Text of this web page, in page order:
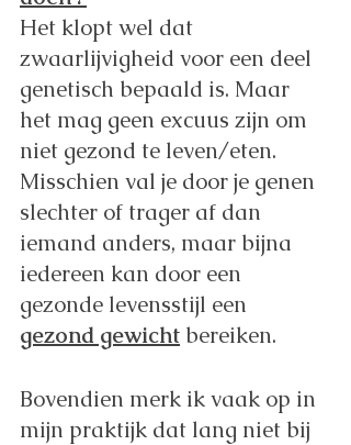
Het klopt wel dat
zwaarlijvigheid voor een deel
genetisch bepaald is. Maar
het mag geen excuus zijn om
niet gezond te leven/eten.
Misschien val je door je genen
slechter of trager af dan
iemand anders, maar bijna
iedereen kan door een
gezonde levensstijl een
gezond gewicht bereiken.
Bovendien merk ik vaak op in
mijn praktijk dat lang niet bij